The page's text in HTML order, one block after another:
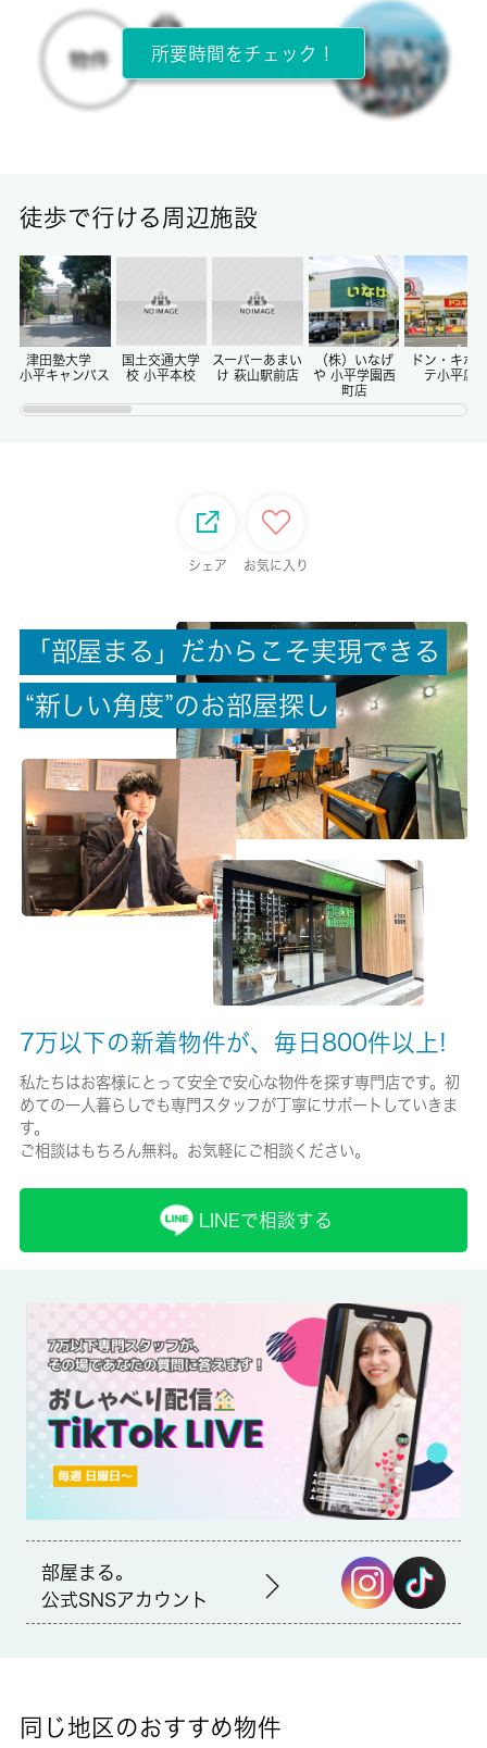
所在階
5階 / 6階建
-
償却/敷引
-/-
権利金/雑費
駐車場/料金
-/-
有/16000円
保険名/保険期間
-/2年
・Ｃａｓａ 初回保証料５０％ （引き落とし手数料月額３３０
賃貸区分/契約期間
一般/2年
家から148mのところに小平郵便局があります。宅配ボックスは
時間を問わず荷物を受け取ることができるので、自宅に不在でも
再配達依頼をする必要がなくなります。好評の駅近物件となって
おり、駅より徒歩7分に立地しています。小平市で暮らすなら武
蔵野線新小平近くはいかかがでしょうか。 城南コミュニティま
でご連絡ください。保証会社加入必須、フリーレント１ヶ月退去
時におけるクリーニング代 ３０m2以下 ：３３，０００円
（税込）３０～５０m2 ：５２，８００～６６，０００円（税
込）それ以上 m2単価：１，３２０円（税込）/m2エアコンク
リーニング代 １３，２００円（税込）インターネット（Ｗｉ－
Ｆｉ）無料
所要時間をチェック！
徒歩で行ける周辺施設
津田塾大学
小平キャンパス
国土交通大学
校 小平本校
スーパーあまい
け 萩山駅前店
（株）いなげ
や 小平学園西
町店
ドン・キホ
テ小平店
シェア お気に入り
「 部屋 ま る 」 だ か ら こ そ実現で き る
“新 し い角 度”のお部屋探 し
7万以下の新着物件が、毎日800件以上!
私たちはお客様にとって安全で安心な物件を探す専門店です。初
めての一人暮らしでも専門スタッフが丁寧にサポートしていきま
す。
ご相談はもちろん無料。お気軽にご相談ください。
LINEで相談する
部屋まる。
公式SNSアカウント
同じ地区のおすすめ物件